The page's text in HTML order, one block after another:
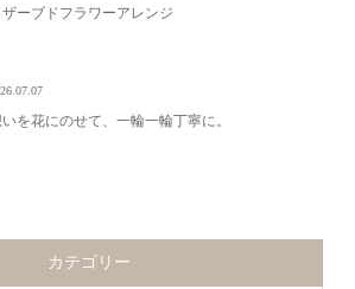
ザーブドフラワーアレンジ
を花にのせて、一輪一輪丁寧に。
カテゴリー